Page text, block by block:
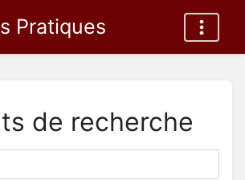
Pratiques
de recherche